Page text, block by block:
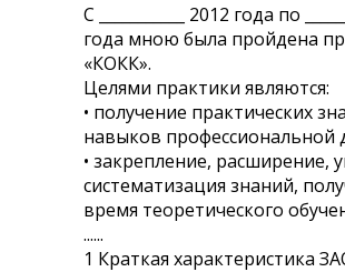
С ___________ 2012 года по
года мною была пройдена
«КОКК».
Целями практики являются:
• получение практических
навыков профессиональной
• закрепление, расширение,
систематизация знаний,
время теоретического
......
1 Краткая характеристика